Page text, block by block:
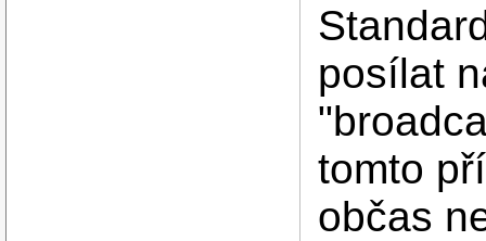
posílat
tomto
občas